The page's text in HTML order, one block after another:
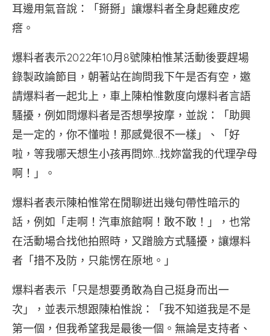
耳邊用氣音說：「掰掰」讓爆料者全身起雞皮疙
瘩。
爆料者表示2022年10月8號陳柏惟某活動後要趕場
錄製政論節目，朝著站在詢問我下午是否有空，邀
請爆料者一起北上，車上陳柏惟數度向爆料者言語
騷擾，例如問爆料者是否想學按摩，並說：「助興
是一定的，你不懂啦！那感覺很不一樣」、「好
啦，等我哪天想生小孩再問妳…找妳當我的代理孕母
啊！」。
爆料者表示陳柏惟常在閒聊迸出幾句帶性暗示的
話，例如「走啊！汽車旅館啊！敢不敢！」，也常
在活動場合找他拍照時，又蹭臉方式騷擾，讓爆料
者「措不及防，只能愣在原地。」
爆料者表示「只是想要勇敢為自己挺身而出一
次」，並表示想跟陳柏惟說：「我不知道我是不是
第一個，但我希望我是最後一個。無論是支持者、